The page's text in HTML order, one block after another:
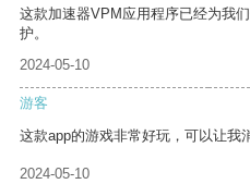
这款加速器VPM应用程序已经为我
护。
2024-05-10
游客
这款app的游戏非常好玩，可以让我
2024-05-10